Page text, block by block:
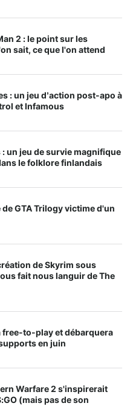
2 : le point sur les
sait, ce que l'on attend
: un jeu d’action post-apo à
et Infamous
un jeu de survie magnifique
le folklore finlandais
de GTA Trilogy victime d'un
de Skyrim sous
fait nous languir de The
free-to-play et débarquera
en juin
Warfare 2 s'inspirerait
(mais pas de son